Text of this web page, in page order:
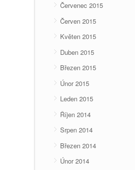
Červenec 2015
Červen 2015
Květen 2015
Duben 2015
Březen 2015
Únor 2015
Leden 2015
Říjen 2014
Srpen 2014
Březen 2014
Únor 2014